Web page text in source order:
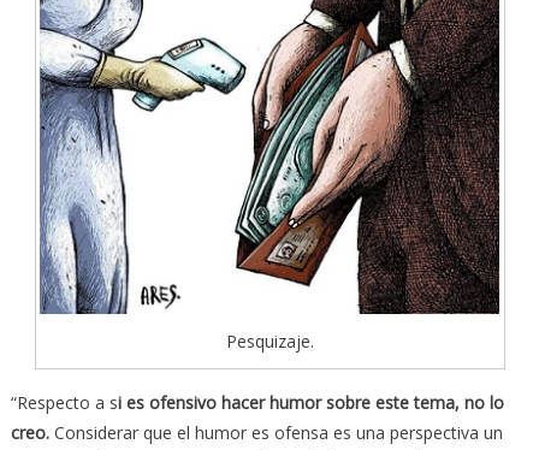
Pesquizaje.
“Respecto a si es ofensivo hacer humor sobre este tema, no lo
creo.Considerar que el humor es ofensa es una perspectiva un